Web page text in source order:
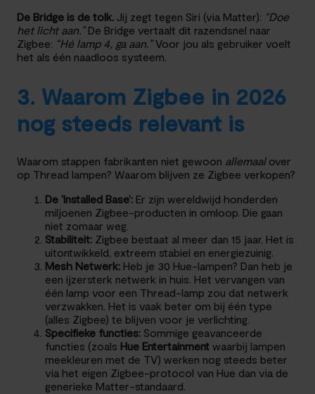
De Bridge is de tolk. Jij zegt tegen Siri (via Matter): “Doe
het licht aan.”De Bridge vertaalt dit razendsnel naar
Zigbee: “Hé lamp 4, ga aan.”Voor jou als gebruiker voelt
het als één naadloos systeem.
3. Waarom Zigbee in 2026
nog steeds relevant is
Waarom stappen fabrikanten niet gewoon allemaalover
op Thread lampen? Waarom blijven ze Zigbee verkopen?
De ‘Installed Base’: Er zijn wereldwijd honderden
miljoenen Zigbee-producten in omloop. Die gaan
niet zomaar weg.
Stabiliteit: Zigbee bestaat al meer dan 15 jaar. Het is
uitontwikkeld, extreem stabiel en energiezuinig.
Mesh Netwerk: Heb je 30 Hue-lampen? Dan heb je
een ijzersterk netwerk in huis. Het vervangen van
één lamp voor een Thread-lamp zou dat netwerk
verzwakken. Het is vaak beter om bij één type
(alles Zigbee) te blijven voor je verlichting.
Specifieke functies: Sommige geavanceerde
functies (zoals Hue Entertainment waarbij lampen
meekleuren met de TV) werken nog steeds beter
via het eigen Zigbee-protocol van Hue dan via de
generieke Matter-standaard.